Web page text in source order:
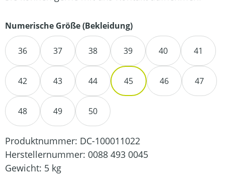
Numerische Größe (Bekleidung)auswählen
36 37 38 39 40 41
42 43 44 45 46 47
48 49 50
Produktnummer: DC-100011022
Herstellernummer: 0088 493 0045
Gewicht: 5 kg